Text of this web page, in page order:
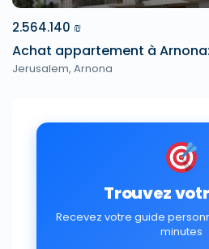
2.564.140 ₪
Achat appartement à
Jerusalem, Arnona
Trouvez
Recevez votre guide
minutes